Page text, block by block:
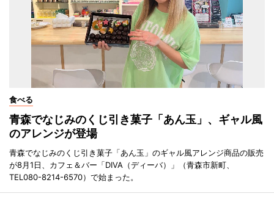
食べる
青森でなじみのくじ引き菓子「あん玉」、ギャル風
のアレンジが登場
青森でなじみのくじ引き菓子「あん玉」のギャル風アレンジ商品の販売
が8月1日、カフェ＆バー「DIVA（ディーバ）」（青森市新町、
TEL080-8214-6570）で始まった。